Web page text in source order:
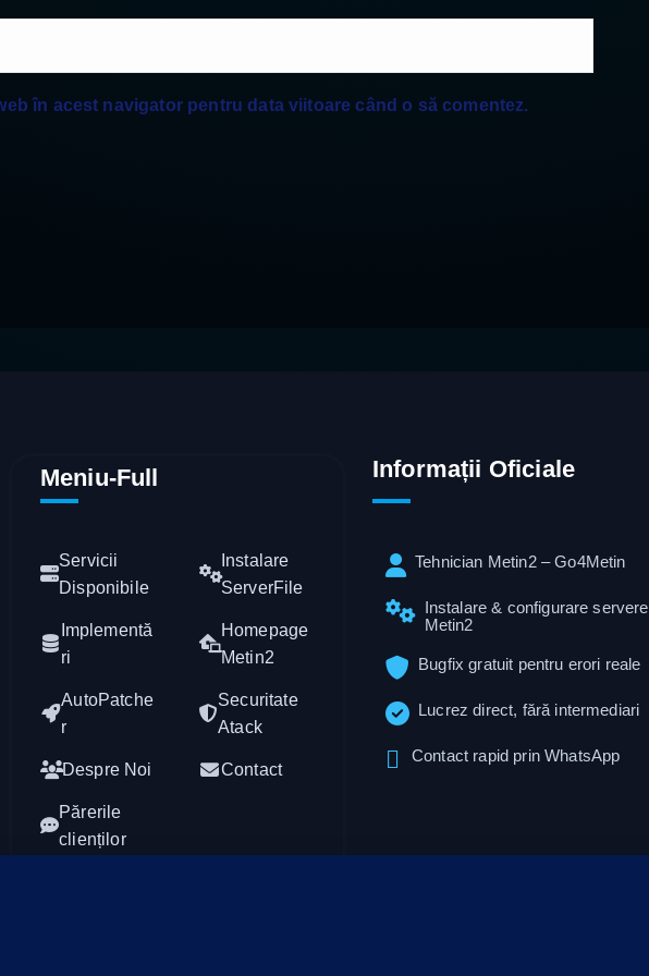
în acest navigator pentru data viitoare când o să comentez.
Meniu-Full
Servicii
Disponibile
Instalare
ServerFile
Implementă
ri
Homepage
Metin2
AutoPatche
r
Securitate
Atack
Despre Noi Contact
Părerile
clienților
Informații Oficiale
Tehnician Metin2 – Go4Metin
Instalare & configurare servere
Metin2
Bugfix gratuit pentru erori reale
Lucrez direct, fără intermediari
Contact rapid prin WhatsApp